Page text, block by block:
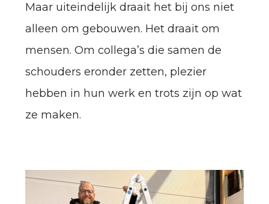
Maar uiteindelijk draait het bij ons niet
alleen om gebouwen. Het draait om
mensen. Om collega’s die samen de
schouders eronder zetten, plezier
hebben in hun werk en trots zijn op wat
ze maken.